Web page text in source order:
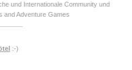
und Internationale Community und
and Adventure Games
:-)